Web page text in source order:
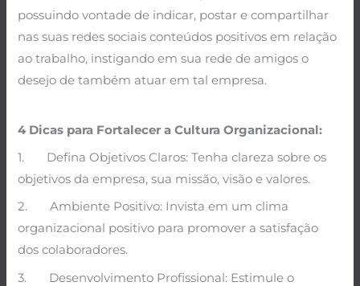
possuindo vontade de indicar, postar e compartilhar
nas suas redes sociais conteúdos positivos em relação
ao trabalho, instigando em sua rede de amigos o
desejo de também atuar em tal empresa.
4 Dicas para Fortalecer a Cultura Organizacional:
1. Defina Objetivos Claros: Tenha clareza sobre os
objetivos da empresa, sua missão, visão e valores.
2. Ambiente Positivo: Invista em um clima
organizacional positivo para promover a satisfação
dos colaboradores.
3. Desenvolvimento Profissional: Estimule o